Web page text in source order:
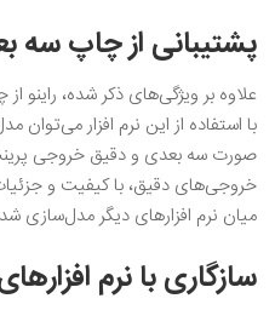
پشتیبانی از چاپ سه
علاوه بر ویژگی‌های ذکر شده، راینو
با استفاده از این نرم افزار می‌توان
صورت سه بعدی و دقیق خروجی
خروجی‌های دقیق، با کیفیت و
میان نرم افزارهای دیگر مدل‌سازی
سازگاری با نرم